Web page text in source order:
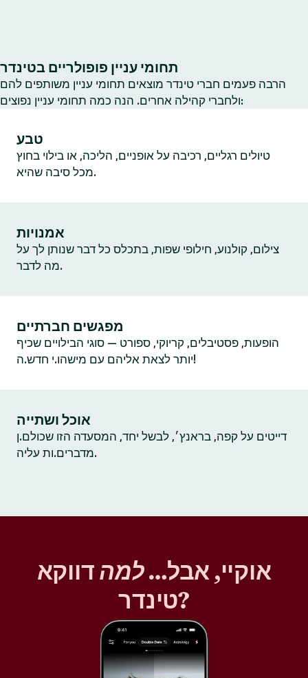
תחומי עניין פופולריים בטינדר
הרבה פעמים חברי טינדר מוצאים תחומי עניין משותפים להם
ולחברי קהילה אחרים. הנה כמה תחומי עניין נפוצים:
טבע
טיולים רגליים, רכיבה על אופניים, הליכה, או בילוי בחוץ
מכל סיבה שהיא.
אמנויות
צילום, קולנוע, חילופי שפות, בתכלס כל דבר שנותן לך על
מה לדבר.
מפגשים חברתיים
הופעות, פסטיבלים, קריוקי, ספורט — סוגי הבילויים שכיף
יותר לצאת אליהם עם מישהו.י חדש.ה!
אוכל ושתייה
דייטים על קפה, בראנץ׳, לבשל יחד, המסעדה הזו שכולם.ן
מדברים.ות עליה.
אוקיי, אבל…למהדווקא
טינדר?